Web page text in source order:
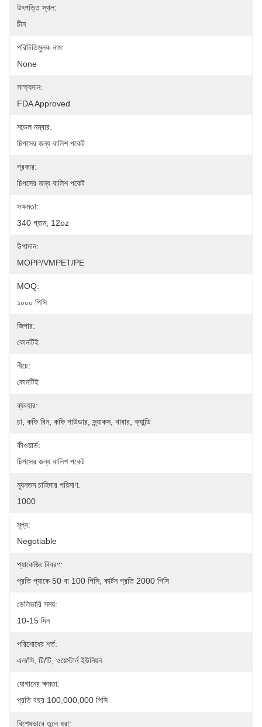
উৎপত্তি স্থল:
চীন
পরিচিতিমুলক নাম:
None
সাক্ষ্যদান:
FDA Approved
মডেল নম্বার:
চিপসের জন্য বালিশ পকেট
প্রকার:
চিপসের জন্য বালিশ পকেট
সক্ষমতা:
340 গ্রাম, 12oz
উপাদান:
MOPP/VMPET/PE
MOQ:
১০০০ পিসি
জিপার:
কোনটিই
নীচে:
কোনটিই
ব্যবহার:
চা, কফি বিন, কফি পাউডার, স্ন্যাকস, খাবার, ক্যান্ডি
কীওয়ার্ড:
চিপসের জন্য বালিশ পকেট
ন্যূনতম চাহিদার পরিমাণ:
1000
মূল্য:
Negotiable
প্যাকেজিং বিবরণ:
প্রতি প্যাকে 50 বা 100 পিসি, কার্টন প্রতি 2000 পিসি
ডেলিভারি সময়:
10-15 দিন
পরিশোধের শর্ত:
এল/সি, টি/টি, ওয়েস্টার্ন ইউনিয়ন
যোগানের ক্ষমতা:
প্রতি বছর 100,000,000 পিসি
বিশেষভাবে তুলে ধরা: